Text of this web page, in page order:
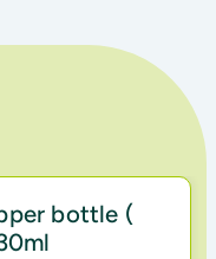
bottle (